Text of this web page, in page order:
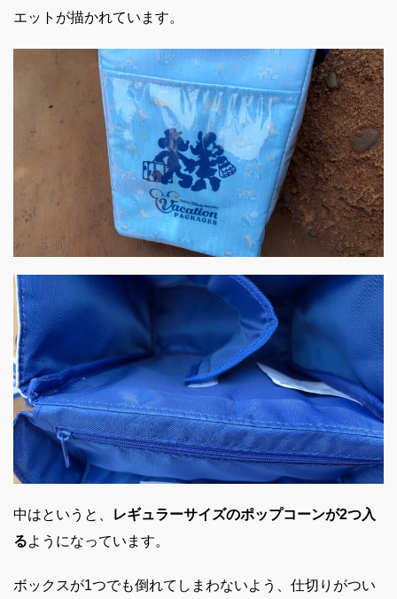
エットが描かれています。
中はというと、
レギュラーサイズのポップコーンが2つ入
るようになっています。
ボックスが1つでも倒れてしまわないよう、仕切りがつい